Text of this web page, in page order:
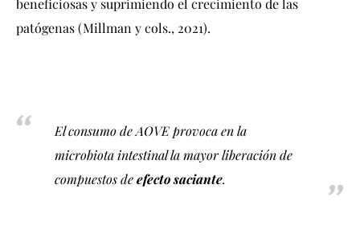
beneficiosas y suprimiendo el crecimiento de las
patógenas (Millman y cols., 2021).
El consumo de AOVE provoca en la
microbiota intestinal la mayor liberación de
compuestos deefecto saciante.